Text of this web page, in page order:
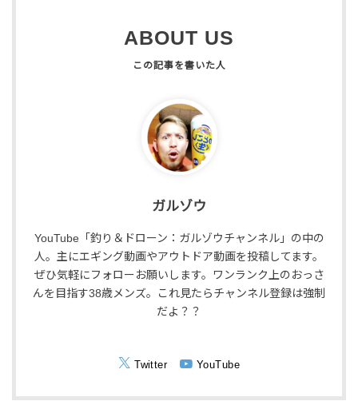
ABOUT US
ガルゾウ
YouTube「釣り＆ドローン：ガルゾウチャンネル」の中の
人。主にエギング動画やアウトドア動画を投稿してます。
ぜひ気軽にフォローお願いします。ワンランク上のおっさ
んを目指す38歳メンズ。これ見たらチャンネル登録は強制
だよ？？
Twitter YouTube